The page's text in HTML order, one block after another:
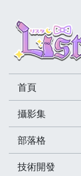
首頁
攝影集
部落格
技術開發